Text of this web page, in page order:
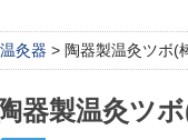
温灸器 > 陶器製温灸ツボ(
陶器製温灸ツ